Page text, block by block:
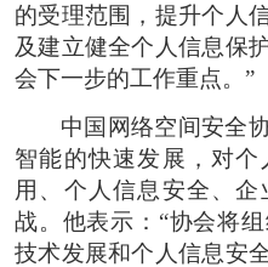
的受理范围，提升个人
及建立健全个人信息保
会下一步的工作重点。”
中国网络空间安全
智能的快速发展，对
用、个人信息安全、
战。他表示：“协会将
技术发展和个人信息安